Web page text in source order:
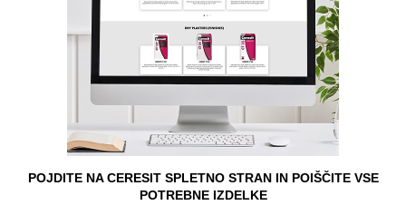
POJDITE NA CERESIT SPLETNO STRAN IN POIŠČITE VSE
POTREBNE IZDELKE